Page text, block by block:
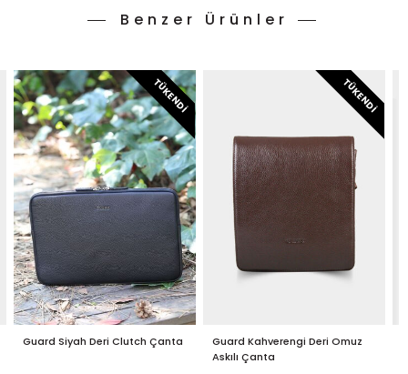
Benzer Ürünler
TÜKENDI
Guard Siyah Deri Clutch Çanta
TÜKENDI
Guard Kahverengi Deri Omuz
Askılı Çanta